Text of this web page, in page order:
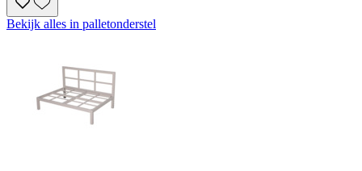
Bekijk alles in palletonderstel